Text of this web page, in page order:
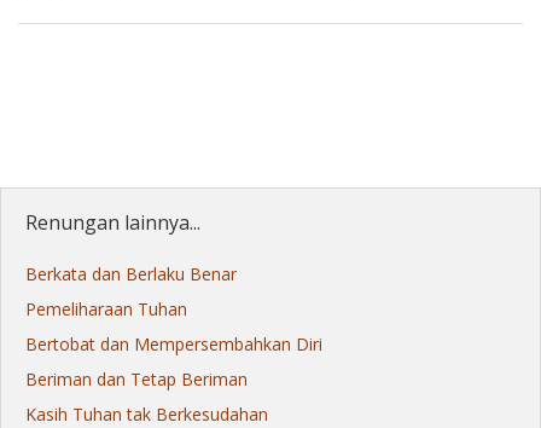
Renungan lainnya...
Berkata dan Berlaku Benar
Pemeliharaan Tuhan
Bertobat dan Mempersembahkan Diri
Beriman dan Tetap Beriman
Kasih Tuhan tak Berkesudahan